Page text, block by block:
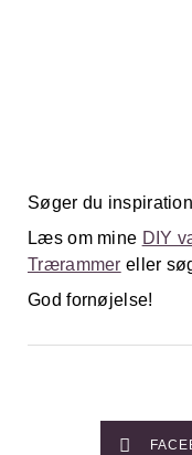
Søger du
Læs om mine DIY
Trærammer eller
God fornøjelse!